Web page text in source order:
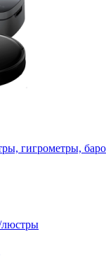
гигрометры,